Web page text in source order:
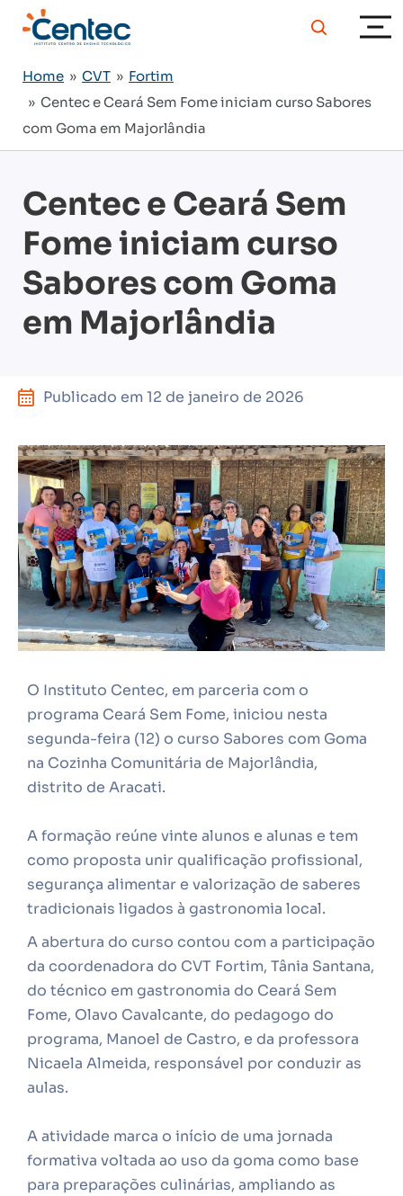
Home » CVT » Fortim
» Centec e Ceará Sem Fome iniciam curso Sabores
com Goma em Majorlândia
Centec e Ceará Sem
Fome iniciam curso
Sabores com Goma
em Majorlândia
Publicado em 12 de janeiro de 2026
O Instituto Centec, em parceria com o
programa Ceará Sem Fome, iniciou nesta
segunda-feira (12) o curso Sabores com Goma
na Cozinha Comunitária de Majorlândia,
distrito de Aracati.
A formação reúne vinte alunos e alunas e tem
como proposta unir qualificação profissional,
segurança alimentar e valorização de saberes
tradicionais ligados à gastronomia local.
A abertura do curso contou com a participação
da coordenadora do CVT Fortim, Tânia Santana,
do técnico em gastronomia do Ceará Sem
Fome, Olavo Cavalcante, do pedagogo do
programa, Manoel de Castro, e da professora
Nicaela Almeida, responsável por conduzir as
aulas.
A atividade marca o início de uma jornada
formativa voltada ao uso da goma como base
para preparações culinárias, ampliando as